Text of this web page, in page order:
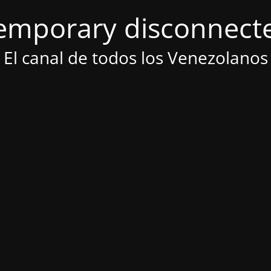
El canal de todos los Venezolanos